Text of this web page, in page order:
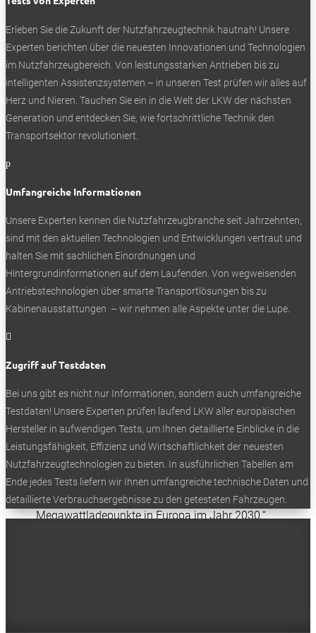
Auf Kundenwunsch installiert MAN die
Ladeanschlüsse zudem an unterschiedlichen
Positionen am Fahrzeug.
In den Kabinen erwartet die Fahrer das gewohnte
Cockpit der TGS- und TGX-Baureihen, ergänzt
um ein neues Kombiinstrument für
besteht zudem die Wahl aus verschiedenen
Pedal-Modus.
Aufbau der Ladeinfrastruktur
entscheidend
ab 2025 im Werk München. Für die langfristige
Transformation nimmt Friedrich Baumann,
Vorstand Sales und Customer Solutions bei MAN
Truck & Bus, auch die Politik in die Pflicht: „Es
bedarf eines deutlich beschleunigten Ausbaus
auf mindestens 4.000 Megawattladepunkte in
Deutschland und 50.000 Hochleistungs- und
Megawattladepunkte in Europa im Jahr 2030.“
Erleben Sie die Zukunft der Nutzfahrzeugtechnik hautnah! Unsere
Experten berichten über die neuesten Innovationen und Technologien
im Nutzfahrzeugbereich. Von leistungsstarken Antrieben bis zu
intelligenten Assistenzsystemen – in unseren Test prüfen wir alles auf
Herz und Nieren. Tauchen Sie ein in die Welt der LKW der nächsten
Generation und entdecken Sie, wie fortschrittliche Technik den
Transportsektor revolutioniert.
p
Umfangreiche Informationen
Unsere Experten kennen die Nutzfahrzeugbranche seit Jahrzehnten,
sind mit den aktuellen Technologien und Entwicklungen vertraut und
halten Sie mit sachlichen Einordnungen und
Hintergrundinformationen auf dem Laufenden. Von wegweisenden
Antriebstechnologien über smarte Transportlösungen bis zu
Kabinenausstattungen – wir nehmen alle Aspekte unter die Lupe.

Zugriff auf Testdaten
Bei uns gibt es nicht nur Informationen, sondern auch umfangreiche
Testdaten! Unsere Experten prüfen laufend LKW aller europäischen
Hersteller in aufwendigen Tests, um Ihnen detaillierte Einblicke in die
Leistungsfähigkeit, Effizienz und Wirtschaftlichkeit der neuesten
Nutzfahrzeugtechnologien zu bieten. In ausführlichen Tabellen am
Ende jedes Tests liefern wir Ihnen umfangreiche technische Daten und
detaillierte Verbrauchsergebnisse zu den getesteten Fahrzeugen.